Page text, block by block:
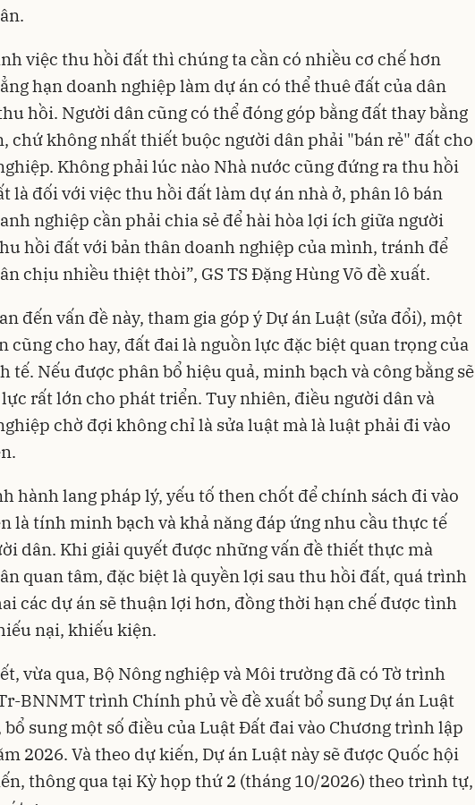
việc thu hồi đất thì chúng ta cần có nhiều cơ chế hơn
hạn doanh nghiệp làm dự án có thể thuê đất của dân
hồi. Người dân cũng có thể đóng góp bằng đất thay bằng
chứ không nhất thiết buộc người dân phải "bán rẻ" đất cho
Không phải lúc nào Nhà nước cũng đứng ra thu hồi
là đối với việc thu hồi đất làm dự án nhà ở, phân lô bán
nghiệp cần phải chia sẻ để hài hòa lợi ích giữa người
hồi đất với bản thân doanh nghiệp của mình, tránh để
chịu nhiều thiệt thòi”, GS TS Đặng Hùng Võ đề xuất.
đến vấn đề này, tham gia góp ý Dự án Luật (sửa đổi), một
cũng cho hay, đất đai là nguồn lực đặc biệt quan trọng của
tế. Nếu được phân bổ hiệu quả, minh bạch và công bằng sẽ
rất lớn cho phát triển. Tuy nhiên, điều người dân và
chờ đợi không chỉ là sửa luật mà là luật phải đi vào
hành lang pháp lý, yếu tố then chốt để chính sách đi vào
là tính minh bạch và khả năng đáp ứng nhu cầu thực tế
dân. Khi giải quyết được những vấn đề thiết thực mà
quan tâm, đặc biệt là quyền lợi sau thu hồi đất, quá trình
các dự án sẽ thuận lợi hơn, đồng thời hạn chế được tình
nại, khiếu kiện.
vừa qua, Bộ Nông nghiệp và Môi trường đã có Tờ trình
BNNMT trình Chính phủ về đề xuất bổ sung Dự án Luật
bổ sung một số điều của Luật Đất đai vào Chương trình lập
2026. Và theo dự kiến, Dự án Luật này sẽ được Quốc hội
thông qua tại Kỳ họp thứ 2 (tháng 10/2026) theo trình tự,